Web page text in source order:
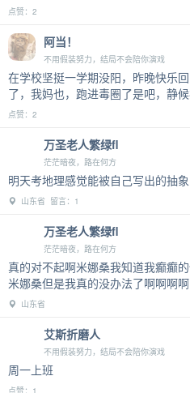
点赞：2
阿当！
不用假装努力，结局不会陪你演戏
在学校坚挺一学期没阳，昨晚快乐
了，我妈也，跑进毒圈了是吧，静
点赞：2
万圣老人繁绿fl
茫茫暗夜，路在何方
明天考地理感觉能被自己写出的抽
山东省 留言：1
万圣老人繁绿fl
茫茫暗夜，路在何方
真的对不起啊米娜桑我知道我癫癫
米娜桑但是我真的没办法了啊啊啊
山东省
艾斯折磨人
不用假装努力，结局不会陪你演戏
周一上班
点赞：1